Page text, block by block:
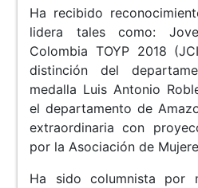
Ha recibido
lidera tales como:
Colombia TOYP 2018
distinción del
medalla Luis Antonio
el departamento de
extraordinaria con
por la Asociación de
Ha sido columnista por